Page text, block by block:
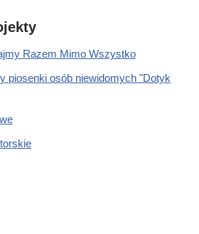
Razem Mimo Wszystko
piosenki osób niewidomych "Dotyk